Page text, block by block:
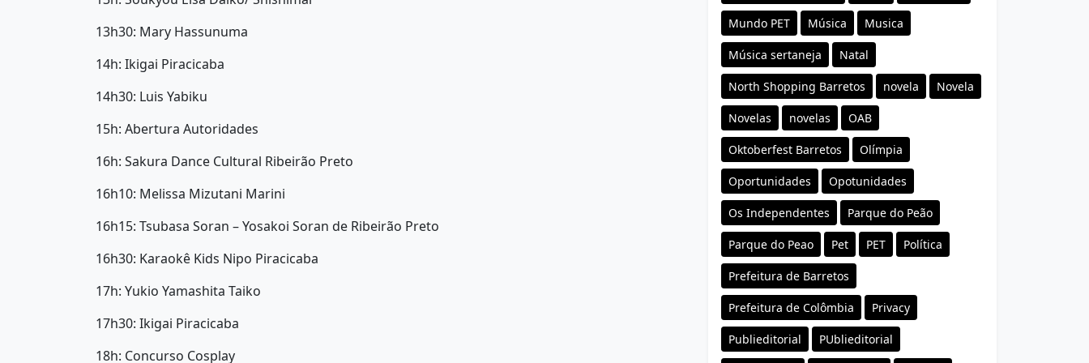
13h30: Mary Hassunuma
14h: Ikigai Piracicaba
14h30: Luis Yabiku
15h: Abertura Autoridades
16h: Sakura Dance Cultural Ribeirão Preto
16h10: Melissa Mizutani Marini
16h15: Tsubasa Soran – Yosakoi Soran de Ribeirão Preto
16h30: Karaokê Kids Nipo Piracicaba
17h: Yukio Yamashita Taiko
17h30: Ikigai Piracicaba
18h: Concurso Cosplay
Mundo PET Música Musica
Música sertaneja Natal
North Shopping Barretos novela Novela
Novelas novelas OAB
Oktoberfest Barretos Olímpia
Oportunidades Opotunidades
Os Independentes Parque do Peão
Parque do Peao Pet PET Política
Prefeitura de Barretos
Prefeitura de Colômbia Privacy
Publieditorial PUblieditorial